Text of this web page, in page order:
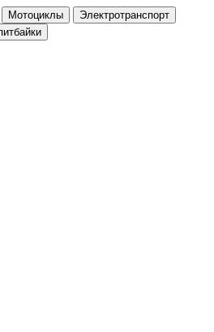
Мотоциклы
Электротранспорт